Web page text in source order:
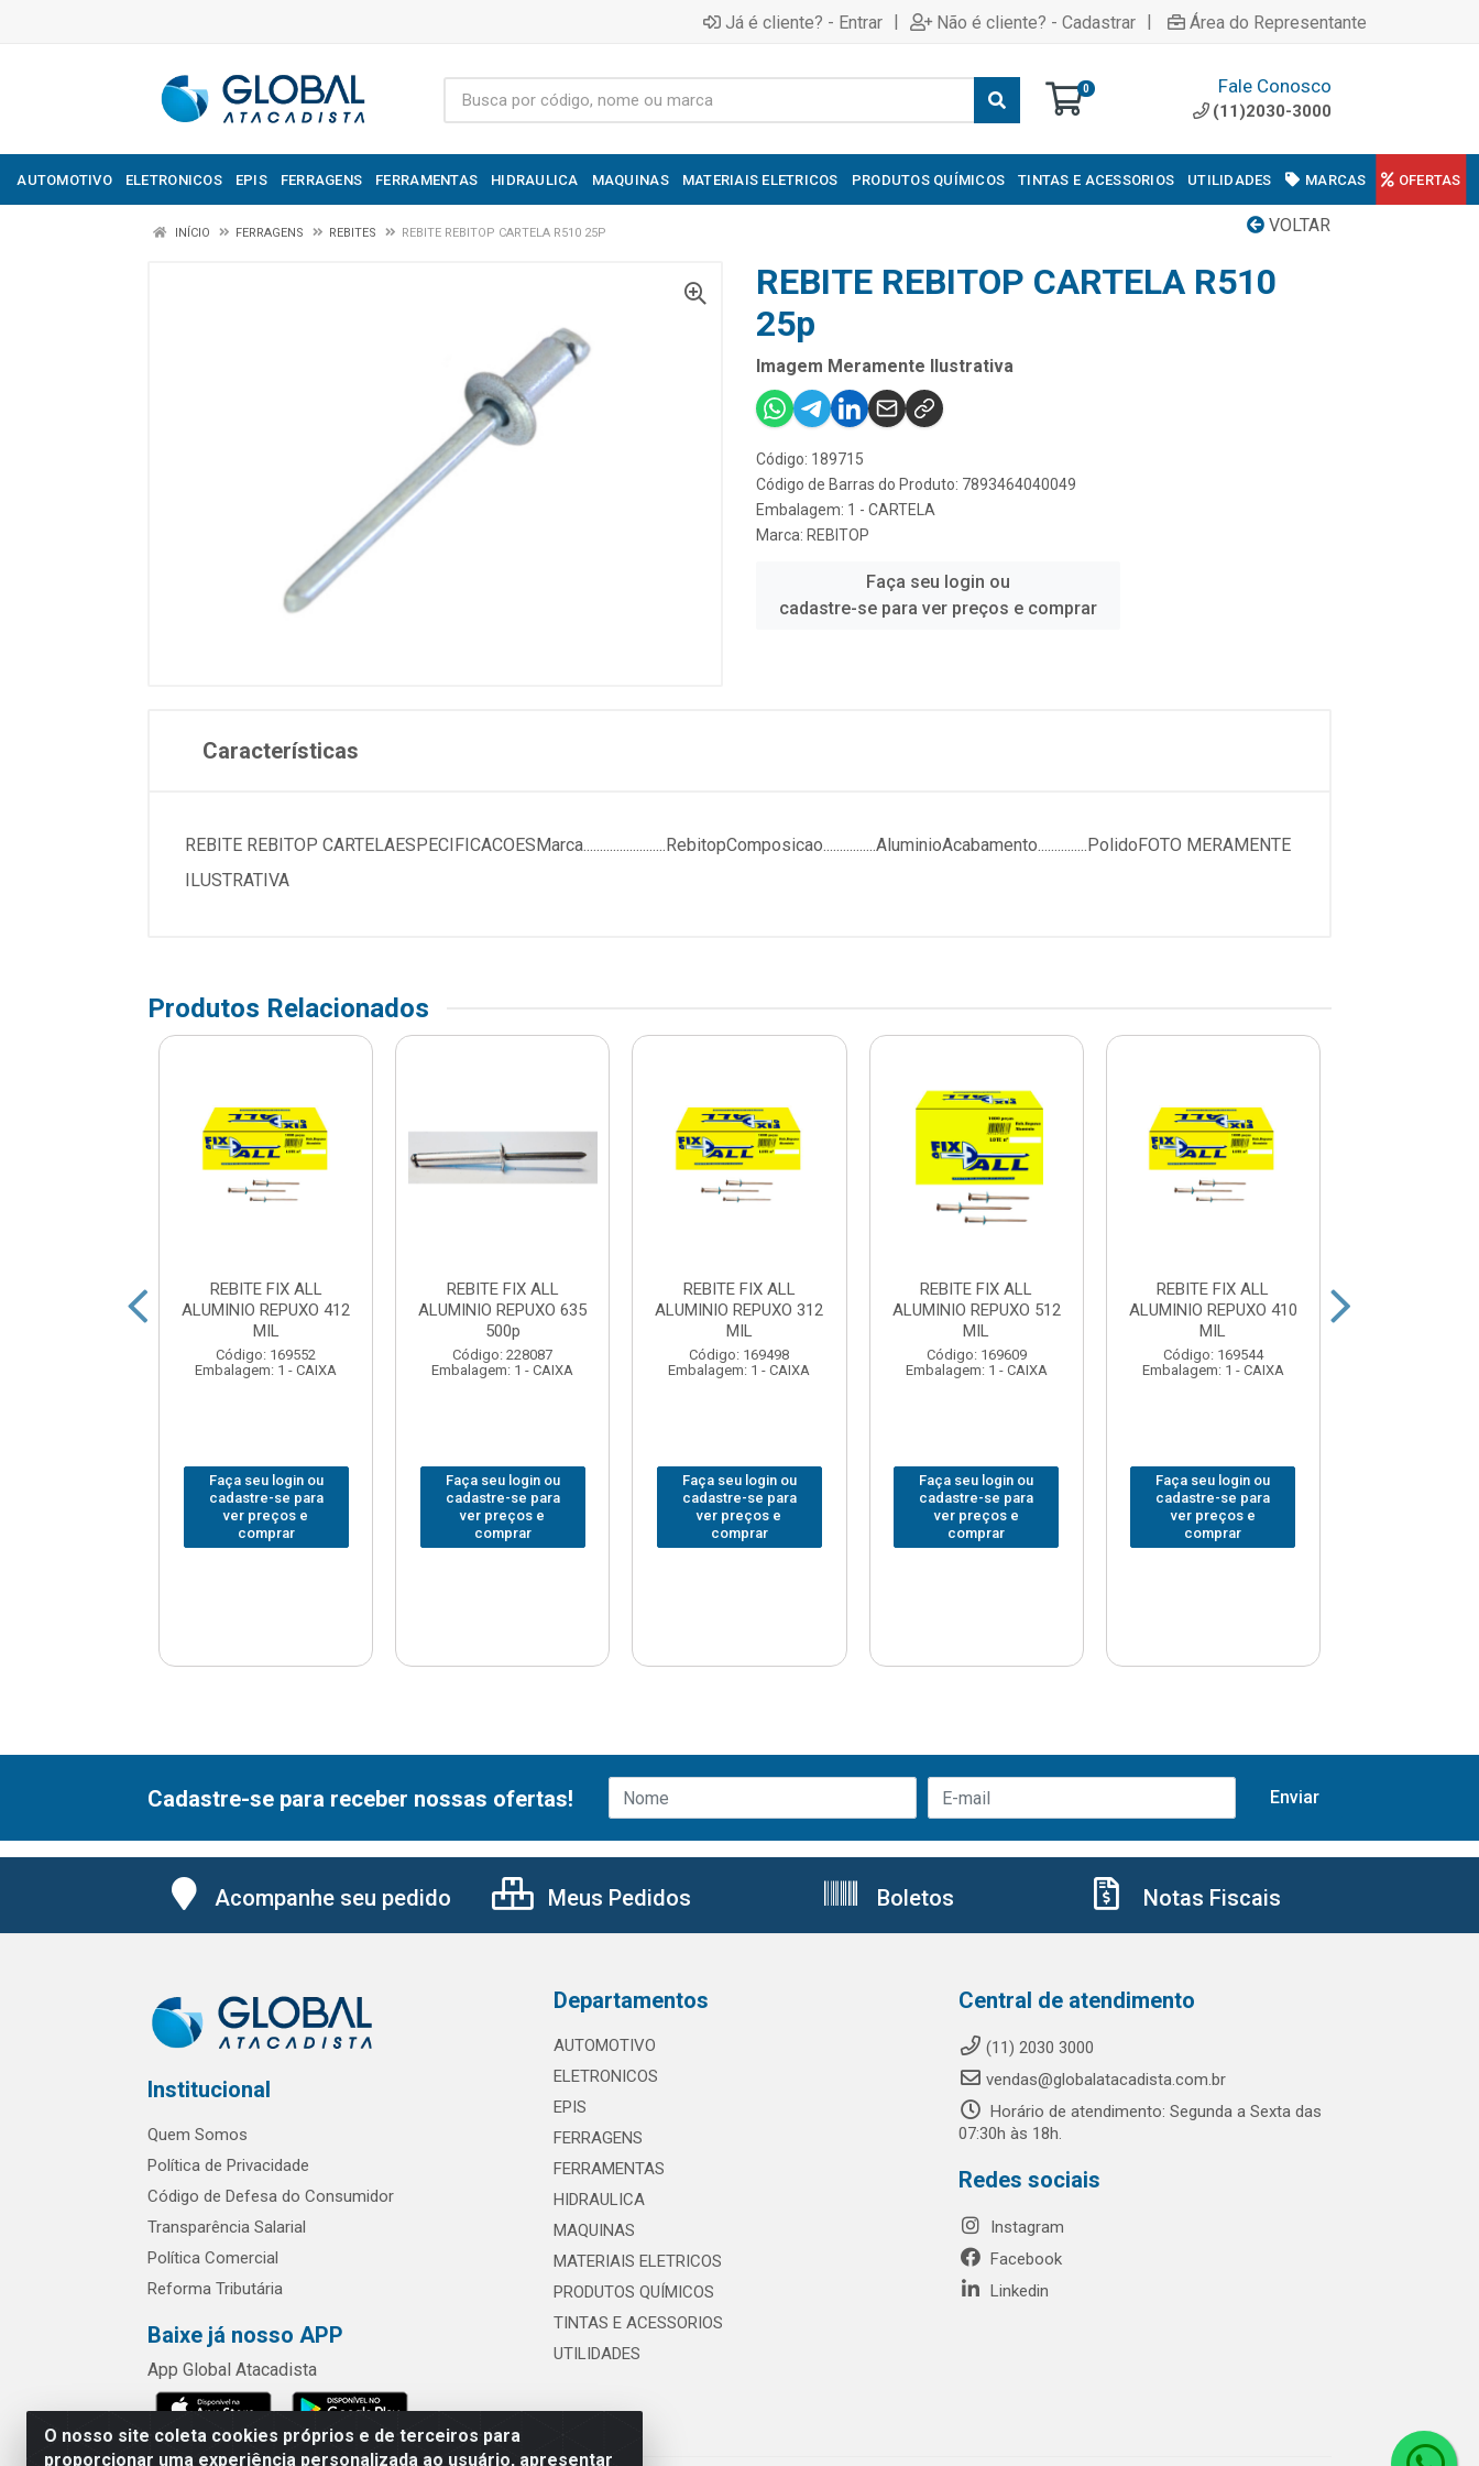
Já é cliente? - Entrar | Não é cliente? - Cadastrar | Área do Representante
0 Fale Conosco
(11)2030-3000
AUTOMOTIVO ELETRONICOS EPIS FERRAGENS FERRAMENTAS HIDRAULICA MAQUINAS MATERIAIS ELETRICOS PRODUTOS QUÍMICOS TINTAS E ACESSORIOS UTILIDADES MARCAS OFERTAS
VOLTAR
INÍCIO FERRAGENS REBITES REBITE REBITOP CARTELA R510 25P
REBITE REBITOP CARTELA R510
25p
Imagem Meramente Ilustrativa
Código: 189715
Código de Barras do Produto: 7893464040049
Embalagem: 1 - CARTELA
Marca: REBITOP
Faça seu login ou
cadastre-se para ver preços e comprar
Características
REBITE REBITOP CARTELAESPECIFICACOESMarca.........................RebitopComposicao................AluminioAcabamento...............PolidoFOTO MERAMENTE
ILUSTRATIVA
Produtos Relacionados
REBITE FIX ALL
ALUMINIO REPUXO 412
MIL
Código: 169552
Embalagem: 1 - CAIXA
Faça seu login ou
cadastre-se para
ver preços e
comprar
REBITE FIX ALL
ALUMINIO REPUXO 635
500p
Código: 228087
Embalagem: 1 - CAIXA
Faça seu login ou
cadastre-se para
ver preços e
comprar
REBITE FIX ALL
ALUMINIO REPUXO 312
MIL
Código: 169498
Embalagem: 1 - CAIXA
Faça seu login ou
cadastre-se para
ver preços e
comprar
REBITE FIX ALL
ALUMINIO REPUXO 512
MIL
Código: 169609
Embalagem: 1 - CAIXA
Faça seu login ou
cadastre-se para
ver preços e
comprar
REBITE FIX ALL
ALUMINIO REPUXO 410
MIL
Código: 169544
Embalagem: 1 - CAIXA
Faça seu login ou
cadastre-se para
ver preços e
comprar
O nosso site coleta cookies próprios e de terceiros para
proporcionar uma experiência personalizada ao usuário, apresentar
Cadastre-se para receber nossas ofertas!
Acompanhe seu pedido Meus Pedidos Boletos Notas Fiscais
Institucional
Quem Somos
Política de Privacidade
Código de Defesa do Consumidor
Transparência Salarial
Política Comercial
Reforma Tributária
Baixe já nosso APP
App Global Atacadista
Departamentos
AUTOMOTIVO
ELETRONICOS
EPIS
FERRAGENS
FERRAMENTAS
HIDRAULICA
MAQUINAS
MATERIAIS ELETRICOS
PRODUTOS QUÍMICOS
TINTAS E ACESSORIOS
UTILIDADES
Central de atendimento
(11) 2030 3000
vendas@globalatacadista.com.br
Horário de atendimento: Segunda a Sexta das
07:30h às 18h.
Redes sociais
Instagram
Facebook
Linkedin